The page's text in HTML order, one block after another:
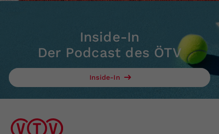
Inside-In
Der Podcast des ÖTV
Inside-In